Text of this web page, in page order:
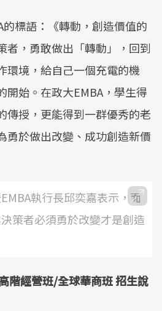
標語：《轉動，創造價值的
者，勇敢做出「轉動」，回到
環境，給自己一個充電的機
開始。在政大EMBA，學生得
傳授，更能得到一群優秀的老
勇於做出改變、成功創造新價
執行長邱奕嘉表示，面
策者必須勇於改變才是創造
階經營班/全球華商班 招生說